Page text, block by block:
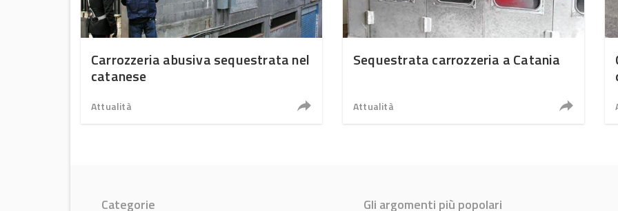
Carrozzeria abusiva sequestrata nel
catanese
Attualità
Sequestrata carrozzeria a Catania
Attualità
Categorie Gli argomenti più popolari